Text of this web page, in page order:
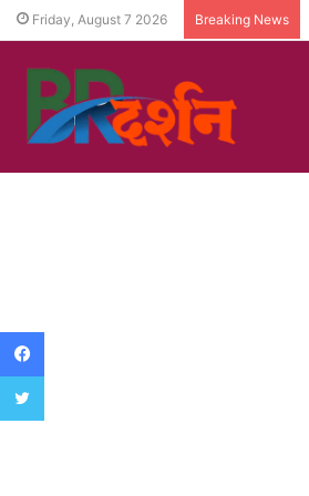
Friday, August 7 2026 Breaking News